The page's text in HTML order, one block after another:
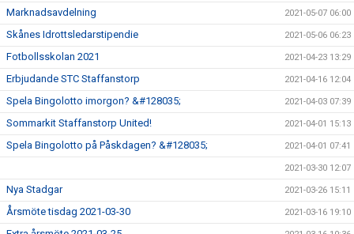
Marknadsavdelning 2021-05-07 06:00
Skånes Idrottsledarstipendie 2021-05-06 06:23
Fotbollsskolan 2021 2021-04-23 13:29
Erbjudande STC Staffanstorp 2021-04-16 12:04
Spela Bingolotto imorgon? &#128035; 2021-04-03 07:39
Sommarkit Staffanstorp United! 2021-04-01 15:13
Spela Bingolotto på Påskdagen? &#128035; 2021-04-01 07:41
2021-03-30 12:07
Nya Stadgar 2021-03-26 15:11
Årsmöte tisdag 2021-03-30 2021-03-16 19:10